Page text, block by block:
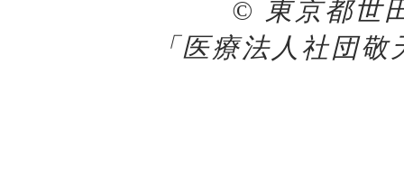
© 東京都世
「医療法人社団